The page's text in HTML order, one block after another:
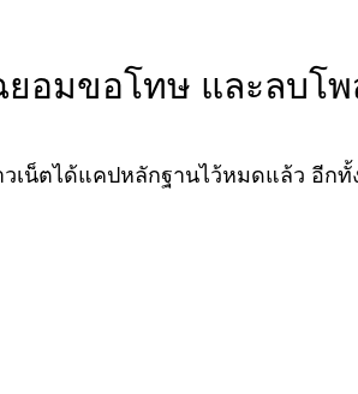
อมขอโทษ และลบโพ
วเน็ตได้แคปหลักฐานไว้หมดแล้ว อีก